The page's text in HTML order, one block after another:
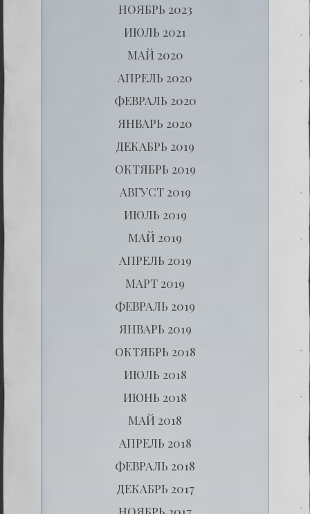
НОЯБРЬ 2023
ИЮЛЬ 2021
МАЙ 2020
АПРЕЛЬ 2020
ФЕВРАЛЬ 2020
ЯНВАРЬ 2020
ДЕКАБРЬ 2019
ОКТЯБРЬ 2019
АВГУСТ 2019
ИЮЛЬ 2019
МАЙ 2019
АПРЕЛЬ 2019
МАРТ 2019
ФЕВРАЛЬ 2019
ЯНВАРЬ 2019
ОКТЯБРЬ 2018
ИЮЛЬ 2018
ИЮНЬ 2018
МАЙ 2018
АПРЕЛЬ 2018
ФЕВРАЛЬ 2018
ДЕКАБРЬ 2017
НОЯБРЬ 2017